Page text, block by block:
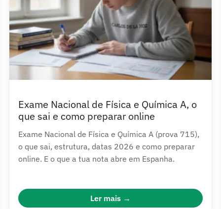
Exame Nacional de Física e Química A, o
que sai e como preparar online
Exame Nacional de Física e Química A (prova 715),
o que sai, estrutura, datas 2026 e como preparar
online. E o que a tua nota abre em Espanha.
Ler mais